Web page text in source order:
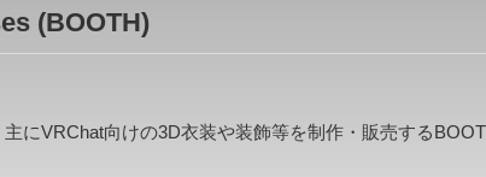
(BOOTH)
にVRChat向けの3D衣装や装飾等を制作・販売する